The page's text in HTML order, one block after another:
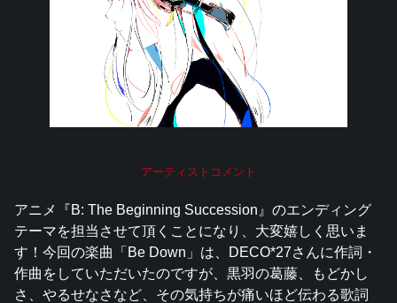
アーティストコメント
アニメ『B: The Beginning Succession』のエンディング
テーマを担当させて頂くことになり、大変嬉しく思いま
す！今回の楽曲「Be Down」は、DECO*27さんに作詞・
作曲をしていただいたのですが、黒羽の葛藤、もどかし
さ、やるせなさなど、その気持ちが痛いほど伝わる歌詞